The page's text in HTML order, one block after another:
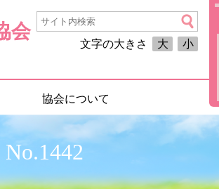
会
文字の大きさ 大 小
協会について